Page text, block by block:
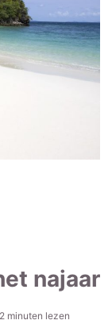
najaar
2 minuten lezen